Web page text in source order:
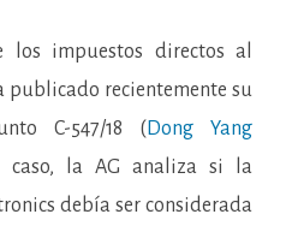
los impuestos directos al
publicado recientemente su
C-547/18 ( Dong Yang
caso, la AG analiza si la
debía ser considerada